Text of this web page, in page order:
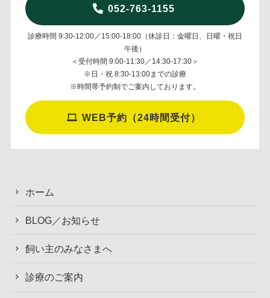
052-763-1155
診療時間 9:30-12:00／15:00-18:00（休診日：金曜日、日曜・祝日
午後）
＜受付時間 9:00-11:30／14:30-17:30＞
※日・祝 8:30-13:00までの診療
※時間帯予約制でご案内しております。
WEB予約（24時間受付）
ホーム
BLOG／お知らせ
飼い主のみなさまへ
診療のご案内